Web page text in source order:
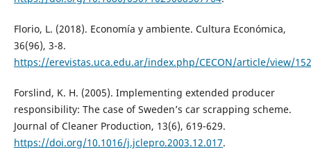
Florio, L. (2018). Economía y ambiente. Cultura Económica,
36(96), 3-8.
https://erevistas.uca.edu.ar/index.php/CECON/article/view/
Forslind, K. H. (2005). Implementing extended producer
responsibility: The case of Sweden’s car scrapping scheme.
Journal of Cleaner Production, 13(6), 619-629.
https://doi.org/10.1016/j.jclepro.2003.12.017.